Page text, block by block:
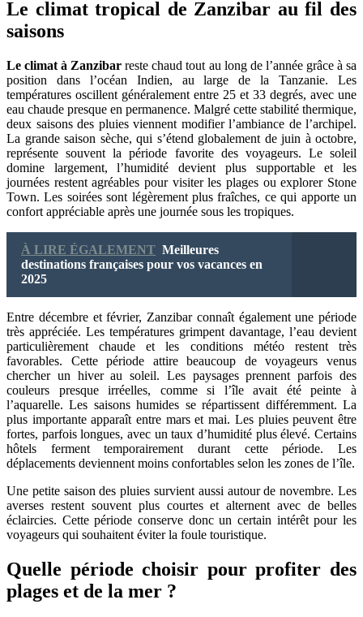
Le climat tropical de Zanzibar au fil des
saisons
Le climat à Zanzibar reste chaud tout au long de l’année grâce à sa
position dans l’océan Indien, au large de la Tanzanie. Les
températures oscillent généralement entre 25 et 33 degrés, avec une
eau chaude presque en permanence. Malgré cette stabilité thermique,
deux saisons des pluies viennent modifier l’ambiance de l’archipel.
La grande saison sèche, qui s’étend globalement de juin à octobre,
représente souvent la période favorite des voyageurs. Le soleil
domine largement, l’humidité devient plus supportable et les
journées restent agréables pour visiter les plages ou explorer Stone
Town. Les soirées sont légèrement plus fraîches, ce qui apporte un
confort appréciable après une journée sous les tropiques.
À LIRE ÉGALEMENT Meilleures
destinations françaises pour vos vacances en
2025
Entre décembre et février, Zanzibar connaît également une période
très appréciée. Les températures grimpent davantage, l’eau devient
particulièrement chaude et les conditions météo restent très
favorables. Cette période attire beaucoup de voyageurs venus
chercher un hiver au soleil. Les paysages prennent parfois des
couleurs presque irréelles, comme si l’île avait été peinte à
l’aquarelle. Les saisons humides se répartissent différemment. La
plus importante apparaît entre mars et mai. Les pluies peuvent être
fortes, parfois longues, avec un taux d’humidité plus élevé. Certains
hôtels ferment temporairement durant cette période. Les
déplacements deviennent moins confortables selon les zones de l’île.
Une petite saison des pluies survient aussi autour de novembre. Les
averses restent souvent plus courtes et alternent avec de belles
éclaircies. Cette période conserve donc un certain intérêt pour les
voyageurs qui souhaitent éviter la foule touristique.
Quelle période choisir pour profiter des
plages et de la mer ?